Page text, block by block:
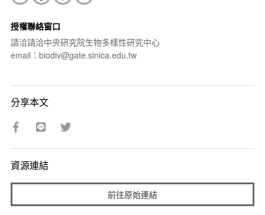
授權聯絡窗口
請洽請洽中央研究院生物多樣性研究中心
email：biodiv@gate.sinica.edu.tw
分享本文
資源連結
前往原始連結